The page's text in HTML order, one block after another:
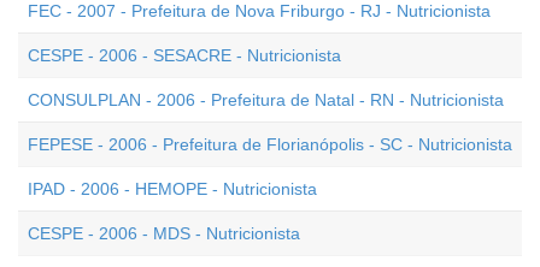
FEC - 2007 - Prefeitura de Nova Friburgo - RJ - Nutricionista
CESPE - 2006 - SESACRE - Nutricionista
CONSULPLAN - 2006 - Prefeitura de Natal - RN - Nutricionista
FEPESE - 2006 - Prefeitura de Florianópolis - SC - Nutricionista
IPAD - 2006 - HEMOPE - Nutricionista
CESPE - 2006 - MDS - Nutricionista